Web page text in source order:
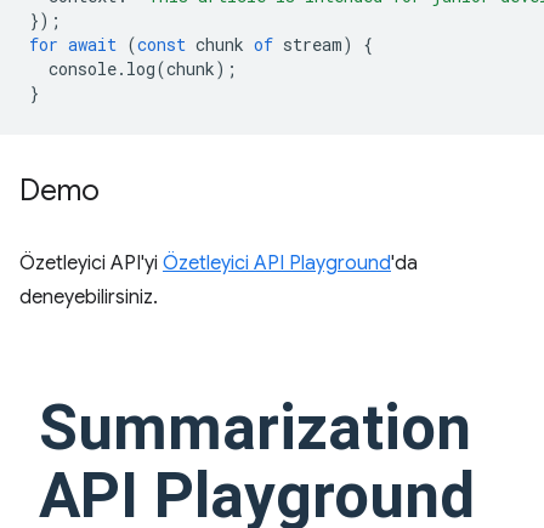
});
for await (const chunk of stream)
{
console. log(chunk);
}
Demo
Özetleyici API'yi Özetleyici API Playground'da
deneyebilirsiniz.